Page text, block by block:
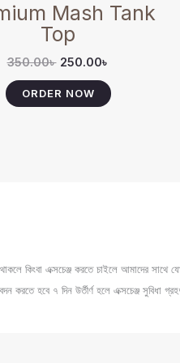
Mash Tank
Top
350.00৳ 250.00৳
ORDER NOW
product
page
কিংবা এক্সচেঞ্জ করতে চাইলে আমাদের সাথে
করতে হবে ৭ দিন উর্তীর্ণ হলে এক্সচেঞ্জ সুবিধা